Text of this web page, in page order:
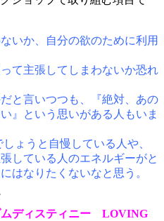
いか、自分の欲のために利用
て主張してしまわないか恐れ
と言いつつも、『絶対、あの
』という思いがある人もいま
ょうと自慢している人や、
している人のエネルギーがと
はなりたくないなと思う。
ディスティニー LOVING